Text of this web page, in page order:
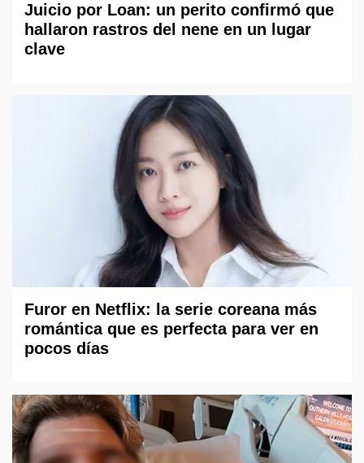
Juicio por Loan: un perito confirmó que
hallaron rastros del nene en un lugar
clave
Furor en Netflix: la serie coreana más
romántica que es perfecta para ver en
pocos días